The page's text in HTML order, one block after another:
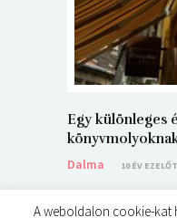
Egy különleges
Dalma
10 ÉV
A weboldalon cookie-kat